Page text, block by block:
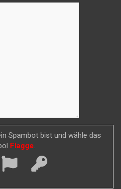
Spambot bist und wähle das
Flagge.